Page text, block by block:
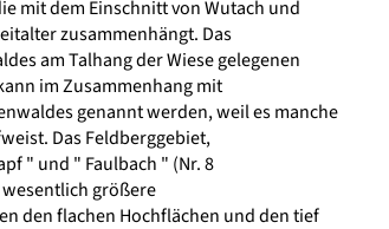
mit dem Einschnitt von Wutach und
zusammenhängt. Das
am Talhang der Wiese gelegenen
im Zusammenhang mit
genannt werden, weil es manche
Das Feldberggebiet,
" und " Faulbach " (Nr. 8
größere
den flachen Hochflächen und den tief